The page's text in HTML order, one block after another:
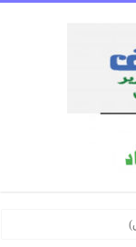
قنبر)